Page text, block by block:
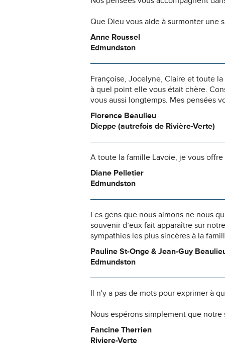
Que Dieu vous aide à surmonter une
Anne Roussel
Edmundston
Françoise, Jocelyne, Claire et toute
à quel point elle vous était chère.
vous aussi longtemps. Mes pensées
Florence Beaulieu
Dieppe (autrefois de Rivière-Verte)
A toute la famille Lavoie, je vous
Diane Pelletier
Edmundston
Les gens que nous aimons ne nous
souvenir d’eux fait apparaître sur
sympathies les plus sincères à la
Pauline St-Onge & Jean-Guy
Edmundston
Il n'y a pas de mots pour exprimer à
Nous espérons simplement que
Fancine Therrien
Riviere-Verte